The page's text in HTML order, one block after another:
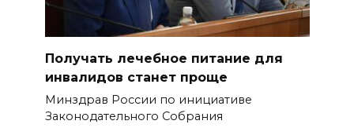
Получать лечебное питание для
инвалидов станет проще
Минздрав России по инициативе
Законодательного Собрания